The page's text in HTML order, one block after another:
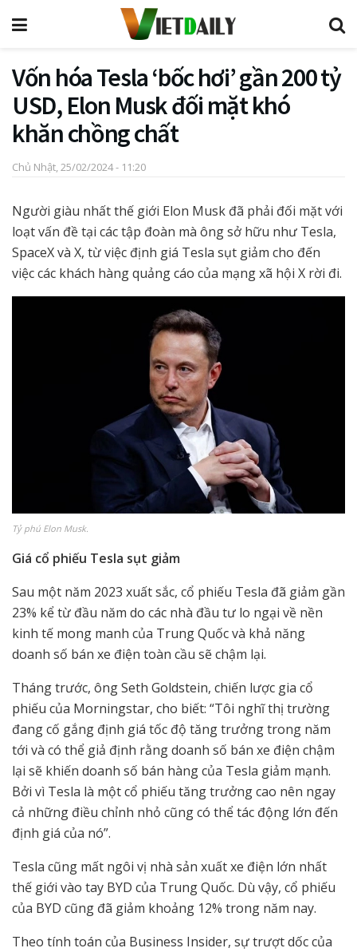
Vốn hóa Tesla ‘bốc hơi’ gần 200 tỷ
USD, Elon Musk đối mặt khó
khăn chồng chất
Chủ Nhật, 25/02/2024 - 11:20
Người giàu nhất thế giới Elon Musk đã phải đối mặt với
loạt vấn đề tại các tập đoàn mà ông sở hữu như Tesla,
SpaceX và X, từ việc định giá Tesla sụt giảm cho đến
việc các khách hàng quảng cáo của mạng xã hội X rời đi.
Tỷ phú Elon Musk.
Giá cổ phiếu Tesla sụt giảm
Sau một năm 2023 xuất sắc, cổ phiếu Tesla đã giảm gần
23% kể từ đầu năm do các nhà đầu tư lo ngại về nền
kinh tế mong manh của Trung Quốc và khả năng
doanh số bán xe điện toàn cầu sẽ chậm lại.
Tháng trước, ông Seth Goldstein, chiến lược gia cổ
phiếu của Morningstar, cho biết: “Tôi nghĩ thị trường
đang cố gắng định giá tốc độ tăng trưởng trong năm
tới và có thể giả định rằng doanh số bán xe điện chậm
lại sẽ khiến doanh số bán hàng của Tesla giảm mạnh.
Bởi vì Tesla là một cổ phiếu tăng trưởng cao nên ngay
cả những điều chỉnh nhỏ cũng có thể tác động lớn đến
định giá của nó”.
Tesla cũng mất ngôi vị nhà sản xuất xe điện lớn nhất
thế giới vào tay BYD của Trung Quốc. Dù vậy, cổ phiếu
của BYD cũng đã giảm khoảng 12% trong năm nay.
Theo tính toán của Business Insider, sự trượt dốc của